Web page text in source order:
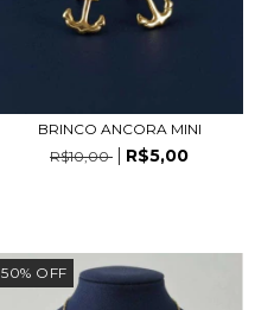
BRINCO ANCORA MINI
R$10,00
R$5,00
50% OFF